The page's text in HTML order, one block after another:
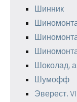
Шинник
Шоколад,
Шумофф
Эверест,